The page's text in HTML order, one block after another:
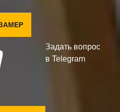
Задать вопрос
в Telegram